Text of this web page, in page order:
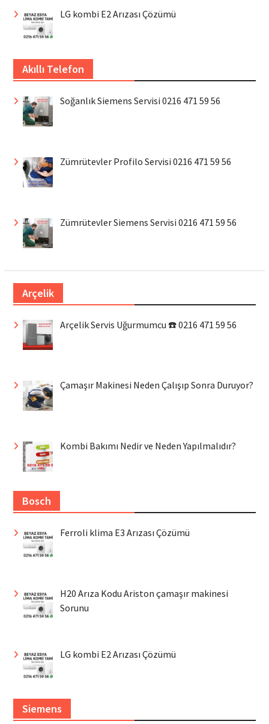
LG kombi E2 Arızası Çözümü
Akıllı Telefon
Soğanlık Siemens Servisi 0216 471 59 56
Zümrütevler Profilo Servisi 0216 471 59 56
Zümrütevler Siemens Servisi 0216 471 59 56
Arçelik
Arçelik Servis Uğurmumcu ☎️ 0216 471 59 56
Çamaşır Makinesi Neden Çalışıp Sonra Duruyor?
Kombi Bakımı Nedir ve Neden Yapılmalıdır?
Bosch
Ferroli klima E3 Arızası Çözümü
H20 Arıza Kodu Ariston çamaşır makinesi
Sorunu
LG kombi E2 Arızası Çözümü
Siemens